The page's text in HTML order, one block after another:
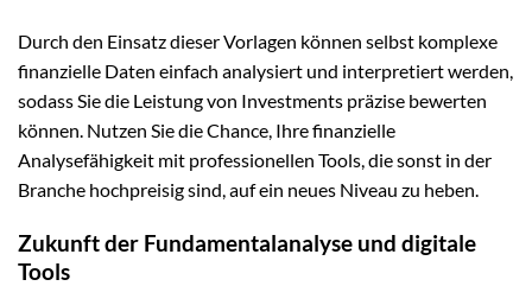
Durch den Einsatz dieser Vorlagen können selbst komplexe
finanzielle Daten einfach analysiert und interpretiert werden,
sodass Sie die Leistung von Investments präzise bewerten
können. Nutzen Sie die Chance, Ihre finanzielle
Analysefähigkeit mit professionellen Tools, die sonst in der
Branche hochpreisig sind, auf ein neues Niveau zu heben.
Zukunft der Fundamentalanalyse und digitale
Tools